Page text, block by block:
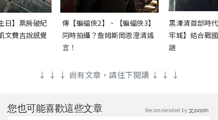
日】票房破紀
文費吉說感覺
傳【蝙蝠俠2】、【蝙蝠俠3】
同時拍攝？詹姆斯岡恩澄清謠
言！
黑澤清首部時
牢城】結合戰
謎
↓ ↓ ↓ 尚有文章，請往下閱讀 ↓ ↓ ↓
您也可能喜歡這些文章 Recommended by